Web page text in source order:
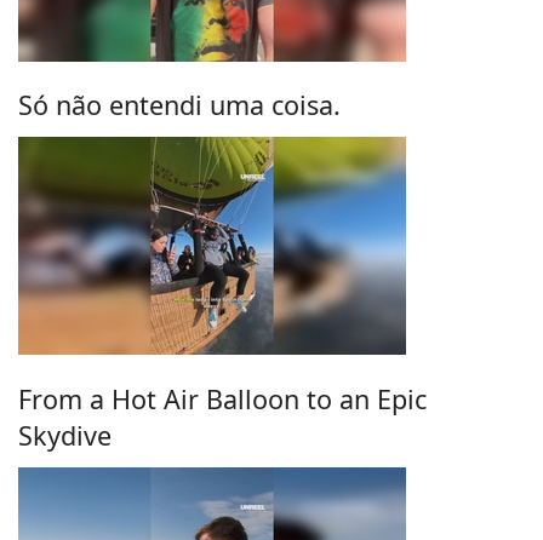
Só não entendi uma coisa.
From a Hot Air Balloon to an Epic
Skydive